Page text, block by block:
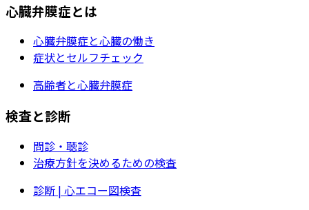
心臓弁膜症とは
心臓弁膜症と心臓の働き
症状とセルフチェック
高齢者と心臓弁膜症
検査と診断
問診・聴診
治療方針を決めるための検査
診断 | 心エコー図検査